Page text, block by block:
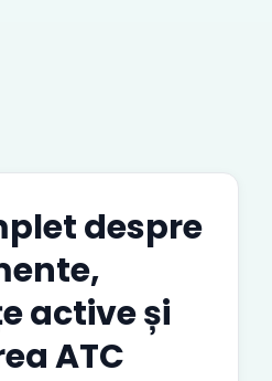
despre
active și
ATC